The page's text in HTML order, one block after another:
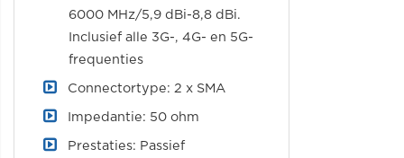
6000 MHz/5,9 dBi-8,8 dBi.
Inclusief alle 3G-, 4G- en 5G-
frequenties
Connectortype: 2 x SMA
Impedantie: 50 ohm
Prestaties: Passief